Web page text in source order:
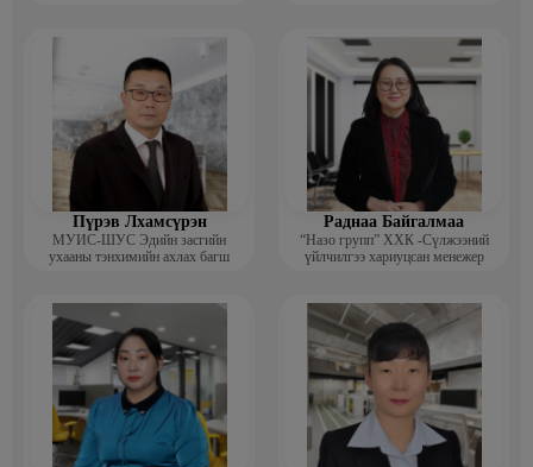
Пүрэв Лхамсүрэн
МУИС-ШУС Эдийн засгийн
ухааны тэнхимийн ахлах багш
Раднаа Байгалмаа
“Назо групп” ХХК -Сүлжээний
үйлчилгээ хариуцсан менежер